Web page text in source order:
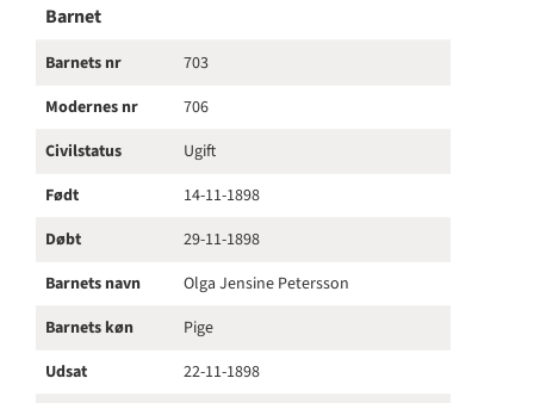
Barnet
Barnets nr
703
Modernes nr
706
Civilstatus
Ugift
Født
14-11-1898
Døbt
29-11-1898
Barnets navn
Olga Jensine Petersson
Barnets køn
Pige
Udsat
22-11-1898